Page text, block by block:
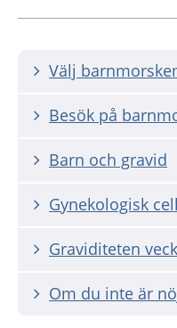
Välj
Besök på
Barn och gravid
Gynekologisk
Graviditeten
Om du inte är